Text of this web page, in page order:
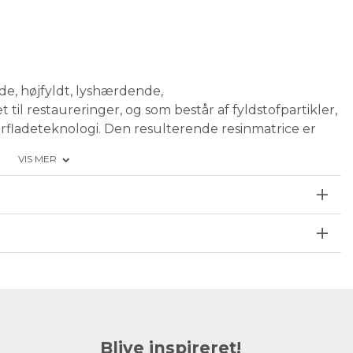
højfyldt, lyshærdende,
til restaureringer, og som består af fyldstofpartikler,
Den resulterende resinmatrice er
fyldstofindhold har CLEARFIL MAJESTY™ Flow en
og anbringe.
(styrke, slidstyrke, holdbarhed)
VIS MER
Blive inspireret!